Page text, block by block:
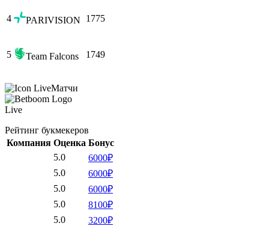
4 PARIVISION 1775
5 Team Falcons 1749
Матчи
Live
Рейтинг букмекеров
Компания Оценка Бонус
5.0
6000₽
5.0
6000₽
5.0
6000₽
5.0
8100₽
5.0
3200₽